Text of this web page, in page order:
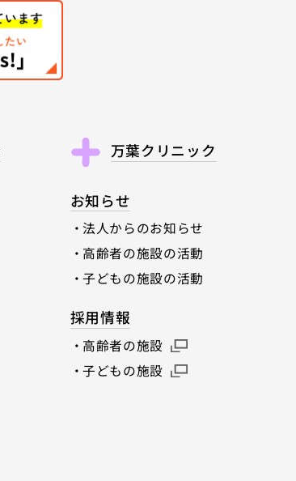
万葉クリニック
お知らせ
法人からのお知らせ
高齢者の施設の活動
子どもの施設の活動
採用情報
高齢者の施設
子どもの施設